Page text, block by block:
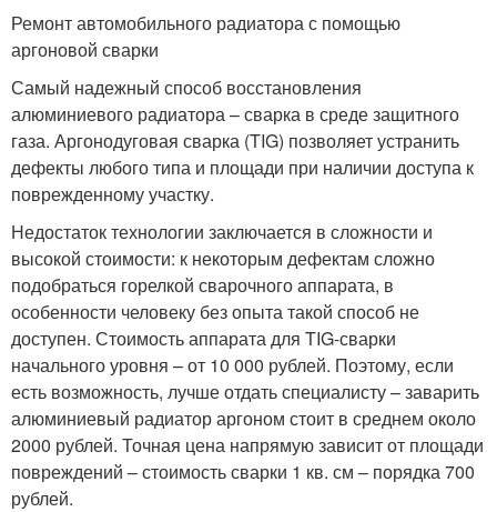
Ремонт автомобильного радиатора с помощью
аргоновой сварки
Самый надежный способ восстановления
алюминиевого радиатора – сварка в среде защитного
газа. Аргонодуговая сварка (TIG) позволяет устранить
дефекты любого типа и площади при наличии доступа к
поврежденному участку.
Недостаток технологии заключается в сложности и
высокой стоимости: к некоторым дефектам сложно
подобраться горелкой сварочного аппарата, в
особенности человеку без опыта такой способ не
доступен. Стоимость аппарата для TIG-сварки
начального уровня – от 10 000 рублей. Поэтому, если
есть возможность, лучше отдать специалисту – заварить
алюминиевый радиатор аргоном стоит в среднем около
2000 рублей. Точная цена напрямую зависит от площади
повреждений – стоимость сварки 1 кв. см – порядка 700
рублей.